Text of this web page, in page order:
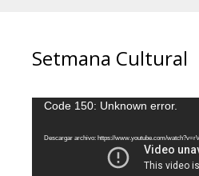
Setmana Cultural
Reproductor
vídeo
Code 150: Unknown error.
Descargar archivo: https://www.youtube.com/